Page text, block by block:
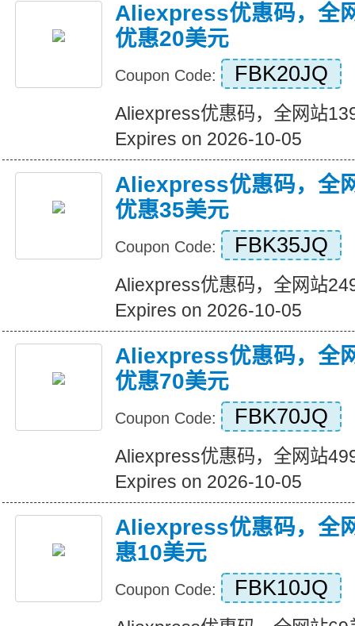
Aliexpress优惠码，全
优惠20美元
Coupon Code: FBK20JQ
Aliexpress优惠码，全网站
Expires on 2026-10-05
Aliexpress优惠码，全
优惠35美元
Coupon Code: FBK35JQ
Aliexpress优惠码，全网站
Expires on 2026-10-05
Aliexpress优惠码，全
优惠70美元
Coupon Code: FBK70JQ
Aliexpress优惠码，全网站
Expires on 2026-10-05
Aliexpress优惠码，全
惠10美元
Coupon Code: FBK10JQ